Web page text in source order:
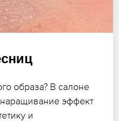
образа? В салоне
эффект
и